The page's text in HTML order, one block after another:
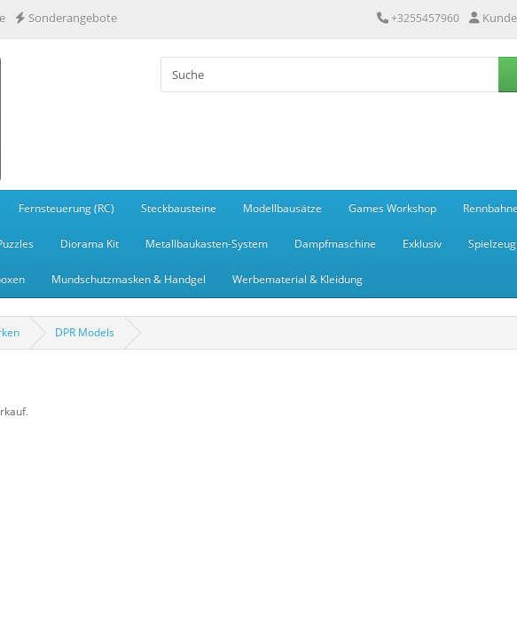
Sonderangebote +3255457960
Fernsteuerung (RC) Steckbausteine Modellbausätze Games Workshop
Diorama Kit Metallbaukasten-System Dampfmaschine Exklusiv Spielzeug
Mundschutzmasken & Handgel Werbematerial & Kleidung
DPR Models